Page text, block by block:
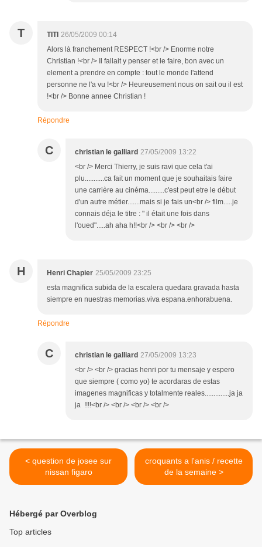
T TITI 26/05/2009 00:14
Alors là franchement RESPECT !<br /> Enorme notre
Christian !<br /> Il fallait y penser et le faire, bon avec un
element a prendre en compte : tout le monde l'attend
personne ne l'a vu !<br /> Heureusement nous on sait ou il est
!<br /> Bonne annee Christian !
Répondre
C christian le galliard 27/05/2009 13:22
<br /> Merci Thierry, je suis ravi que cela t'ai
plu...........ca fait un moment que je souhaitais faire
une carrière au cinéma.........c'est peut etre le début
d'un autre métier.......mais si je fais un<br /> film.....je
connais déja le titre : " il était une fois dans
l'oued".....ah aha h!!<br /> <br /> <br />
H Henri Chapier 25/05/2009 23:25
esta magnifica subida de la escalera quedara gravada hasta
siempre en nuestras memorias.viva espana.enhorabuena.
Répondre
C christian le galliard 27/05/2009 13:23
<br /> <br /> gracias henri por tu mensaje y espero
que siempre ( como yo) te acordaras de estas
imagenes magnificas y totalmente reales..............ja ja
ja !!!!<br /> <br /> <br /> <br />
< question de josee sur
nissan figaro
croquants a l'anis / recette
de la semaine >
Hébergé par Overblog
Top articles